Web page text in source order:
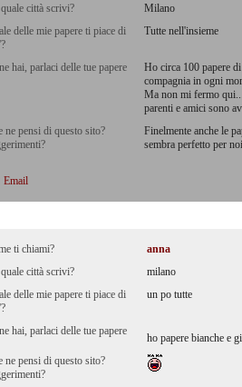
città scrivi?
Milano
delle mie papere ti piace di
Tutte nell'insieme
hai, parlaci delle tue papere
Ho circa 100 papere
compagnia in ogni
Ma non mi fermo
parenti e amici sono
ne pensi di questo sito?
Finelmente anche le
sembra perfetto per
Email
ti chiami?
anna
città scrivi?
milano
delle mie papere ti piace di
un po tutte
hai, parlaci delle tue papere
ho papere bianche e
ne pensi di questo sito?